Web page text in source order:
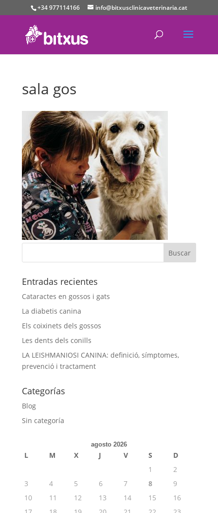
+34 977114166 info@bitxusclinicaveterinaria.cat
sala gos
Entradas recientes
Cataractes en gossos i gats
La diabetis canina
Els coixinets dels gossos
Les dents dels conills
LA LEISHMANIOSI CANINA: definició, símptomes,
prevenció i tractament
Categorías
Blog
Sin categoría
agosto 2026
L M X J V S
D
1
2
3
4 5 6 7 8
9
10
11 12 13 14 15
16